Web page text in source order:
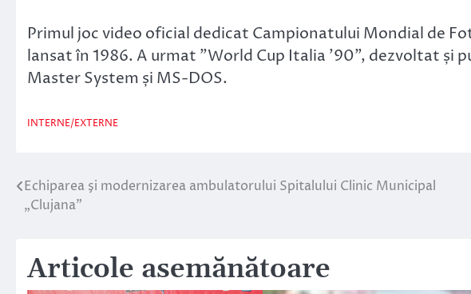
Primul joc video oficial dedicat Campionatului Mondial de
lansat în 1986. A urmat ”World Cup Italia ’90”, dezvoltat și
Master System și MS-DOS.
INTERNE/EXTERNE
Navigare
în
Echiparea şi modernizarea ambulatorului Spitalului Clinic Municipal
„Clujana”
Articole asemănătoare